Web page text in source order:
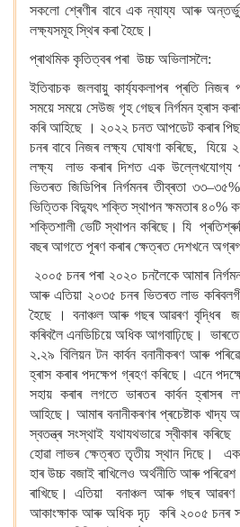
সকলো শ্ৰেণীৰ বাবে এক ন্যায্য আৰু
লক্ষ্যসমূহ স্থিৰ কৰা হৈছে।
প্ৰাথমিক কৃতিত্বৰ পৰা উচ্চ অভিলাসলৈ:
ইতিবাচক জলবায়ু কাৰ্য্যকলাপৰ প্ৰতি
সময়ে সময়ে সেউজ গৃহ গেছৰ নিৰ্গমন হ্ৰাস
কৰি আহিছে । ২০২২ চনত আপডেট কৰাৰ
চনৰ বাবে নিজৰ লক্ষ্য ঘোষণা কৰিছে, যিয়ে
লক্ষ্য লাভ কৰাৰ দিশত এক উল্লেখযোগ্য
ভিতৰত জিডিপিৰ নিৰ্গমনৰ তীব্ৰতা
ভিত্তিক বিদ্যুৎ শক্তি স্থাপন ক্ষমতাৰ ৪০%
শক্তিশালী ভেটি স্থাপন কৰিছে। যি
বছৰ আগতে পূৰণ কৰাৰ ক্ষেত্ৰত দেশখনে
২০০৫ চনৰ পৰা ২০২০ চনলৈকে আমাৰ
আৰু এতিয়া ২০৩৫ চনৰ ভিতৰত লাভ
হৈছে । বনাঞ্চল আৰু গছৰ আৱৰণ বৃদ্ধিৰ
কৰিবলৈ এনডিচিয়ে অধিক আগবাঢ়িছে।
২.২৯ বিলিয়ন টন কাৰ্বন বনানীকৰণ আৰু
হ্ৰাস কৰাৰ পদক্ষেপ গ্ৰহণ কৰিছে। এনে
সহায় কৰাৰ লগতে ভাৰতৰ কাৰ্বন হ্ৰাসৰ
আহিছে। আমাৰ বনানীকৰণৰ প্ৰচেষ্টাক
স্বতন্ত্ৰ সংস্থাই যথাযথভাৱে স্বীকাৰ
হোৱা লাভৰ ক্ষেত্ৰত তৃতীয় স্থান দিছে। এক
হাৰ উচ্চ বজাই ৰাখিলেও অৰ্থনীতি আৰু পৰিৱেশ
ৰাখিছে। এতিয়া বনাঞ্চল আৰু গছৰ আৱৰণ
আকাংক্ষাক আৰু অধিক দৃঢ় কৰি ২০০৫ চনৰ